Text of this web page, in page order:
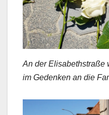
An der Elisabethstraße
im Gedenken an die